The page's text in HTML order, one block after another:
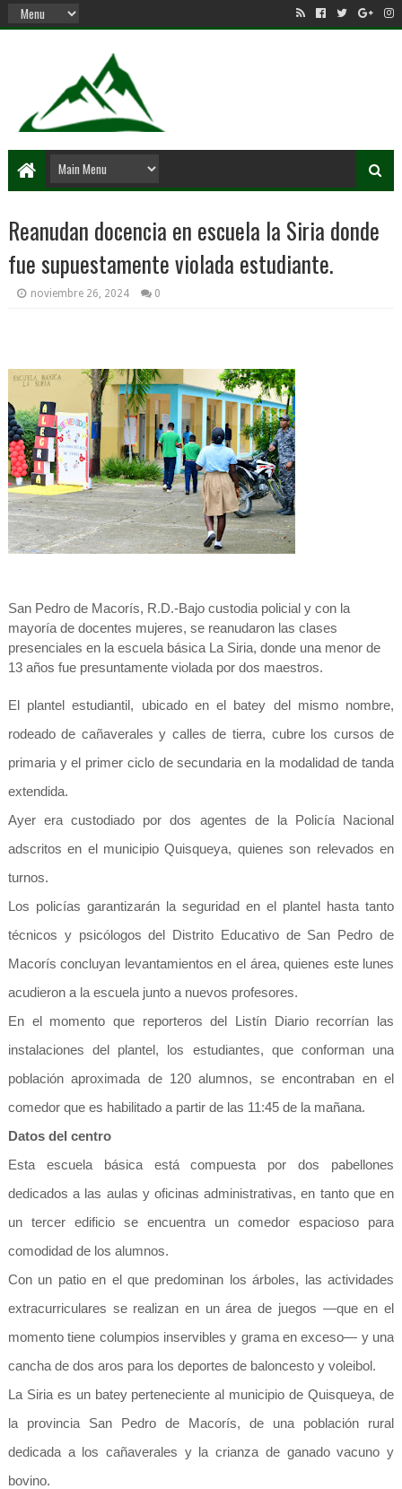
Reanudan docencia en escuela la Siria donde
fue supuestamente violada estudiante.
noviembre 26, 2024 0
San Pedro de Macorís, R.D.-Bajo custodia policial y con la
mayoría de docentes mujeres, se reanudaron las clases
presenciales en la escuela básica La Siria, donde una menor de
13 años fue presuntamente violada por dos maestros.
El plantel estudiantil, ubicado en el batey del mismo nombre,
rodeado de cañaverales y calles de tierra, cubre los cursos de
primaria y el primer ciclo de secundaria en la modalidad de tanda
extendida.
Ayer era custodiado por dos agentes de la Policía Nacional
adscritos en el municipio Quisqueya, quienes son relevados en
turnos.
Los policías garantizarán la seguridad en el plantel hasta tanto
técnicos y psicólogos del Distrito Educativo de San Pedro de
Macorís concluyan levantamientos en el área, quienes este lunes
acudieron a la escuela junto a nuevos profesores.
En el momento que reporteros del Listín Diario recorrían las
instalaciones del plantel, los estudiantes, que conforman una
población aproximada de 120 alumnos, se encontraban en el
comedor que es habilitado a partir de las 11:45 de la mañana.
Datos del centro
Esta escuela básica está compuesta por dos pabellones
dedicados a las aulas y oficinas administrativas, en tanto que en
un tercer edificio se encuentra un comedor espacioso para
comodidad de los alumnos.
Con un patio en el que predominan los árboles, las actividades
extracurriculares se realizan en un área de juegos —que en el
momento tiene columpios inservibles y grama en exceso— y una
cancha de dos aros para los deportes de baloncesto y voleibol.
La Siria es un batey perteneciente al municipio de Quisqueya, de
la provincia San Pedro de Macorís, de una población rural
dedicada a los cañaverales y la crianza de ganado vacuno y
bovino.